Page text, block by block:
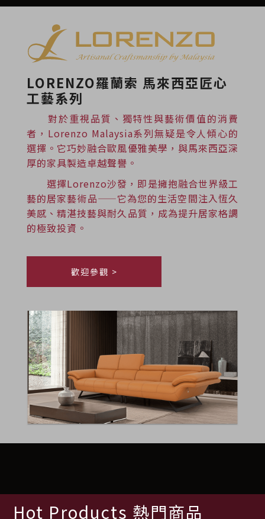
LORENZO羅蘭索 馬來西亞匠心
工藝系列
對於重視品質、獨特性與藝術價值的消費
者，Lorenzo Malaysia系列無疑是令人傾心的
選擇。它巧妙融合歐風優雅美學，與馬來西亞深
厚的家具製造卓越聲譽。
選擇Lorenzo沙發，即是擁抱融合世界級工
藝的居家藝術品——它為您的生活空間注入恆久
美感、精湛技藝與耐久品質，成為提升居家格調
的極致投資。
歡迎參觀 >
Hot Products 熱門商品